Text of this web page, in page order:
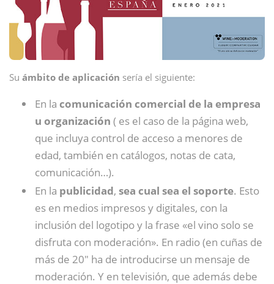
Su ámbito de aplicación sería el siguiente:
En la comunicación comercial de la empresa
u organización ( es el caso de la página web,
que incluya control de acceso a menores de
edad, también en catálogos, notas de cata,
comunicación…).
En la publicidad, sea cual sea el soporte. Esto
es en medios impresos y digitales, con la
inclusión del logotipo y la frase «el vino solo se
disfruta con moderación». En radio (en cuñas de
más de 20″ ha de introducirse un mensaje de
moderación. Y en televisión, que además debe